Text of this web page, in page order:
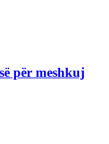
për meshkuj